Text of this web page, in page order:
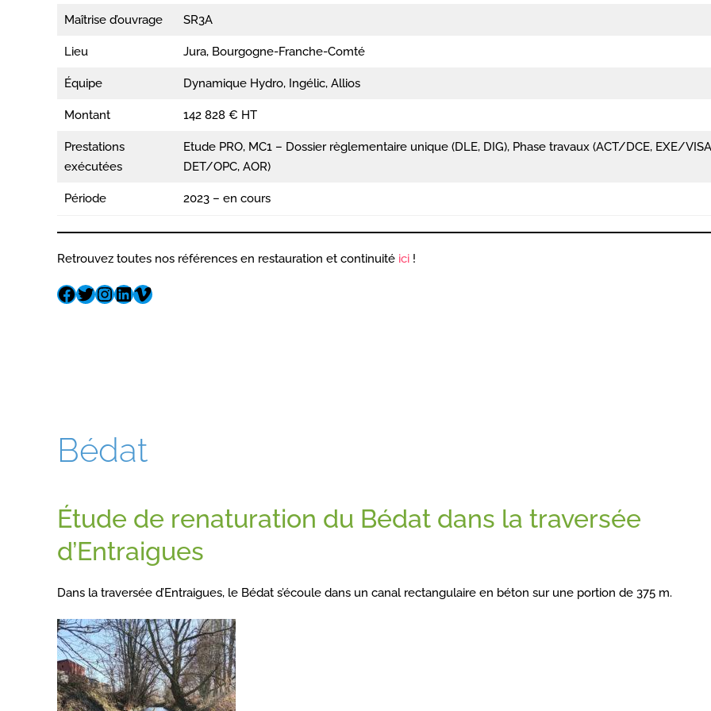
Maîtrise d’ouvrage SR3A
Lieu Jura, Bourgogne-Franche-Comté
Équipe Dynamique Hydro, Ingélic, Allios
Montant 142 828 € HT
Prestations
exécutées
Etude PRO, MC1 – Dossier règlementaire unique (DLE, DIG), Phase travaux (ACT/DCE, EXE/
DET/OPC, AOR)
Période 2023 – en cours
Retrouvez toutes nos références en restauration et continuité ici !
Bédat
Étude de renaturation du Bédat dans la traversée
d’Entraigues
Dans la traversée d’Entraigues, le Bédat s’écoule dans un canal rectangulaire en béton sur une portion de 375 m.